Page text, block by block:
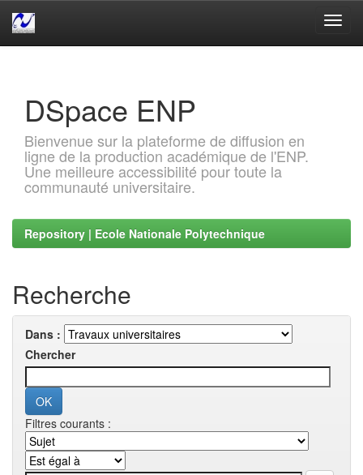
DSpace ENP
Bienvenue sur la plateforme de diffusion en
ligne de la production académique de l'ENP.
Une meilleure accessibilité pour toute la
communauté universitaire.
Repository | Ecole Nationale Polytechnique
Recherche
Dans :
Chercher
Filtres courants :